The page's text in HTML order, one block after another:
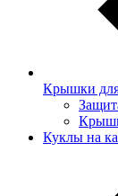
Крышки для
Куклы на